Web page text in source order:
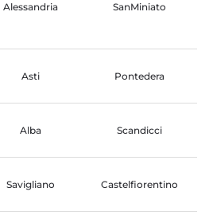
Alessandria SanMiniato
Asti Pontedera
Alba Scandicci
Savigliano Castelfiorentino